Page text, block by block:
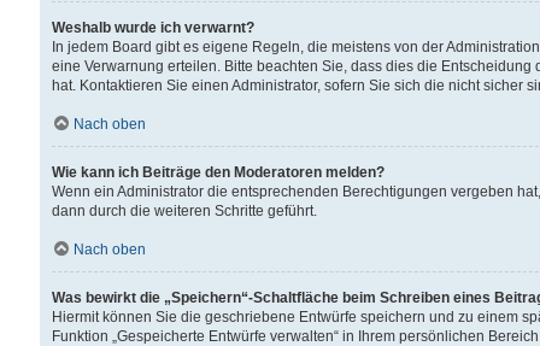
Weshalb wurde ich verwarnt?
In jedem Board gibt es eigene Regeln, die meistens von der
eine Verwarnung erteilen. Bitte beachten Sie, dass dies die
hat. Kontaktieren Sie einen Administrator, sofern Sie sich die nicht sicher
Nach oben
Wie kann ich Beiträge den Moderatoren melden?
Wenn ein Administrator die entsprechenden Berechtigungen vergeben
dann durch die weiteren Schritte geführt.
Nach oben
Was bewirkt die „Speichern“-Schaltfläche beim Schreiben eines
Hiermit können Sie die geschriebene Entwürfe speichern und zu einem
Funktion „Gespeicherte Entwürfe verwalten“ in Ihrem persönlichen